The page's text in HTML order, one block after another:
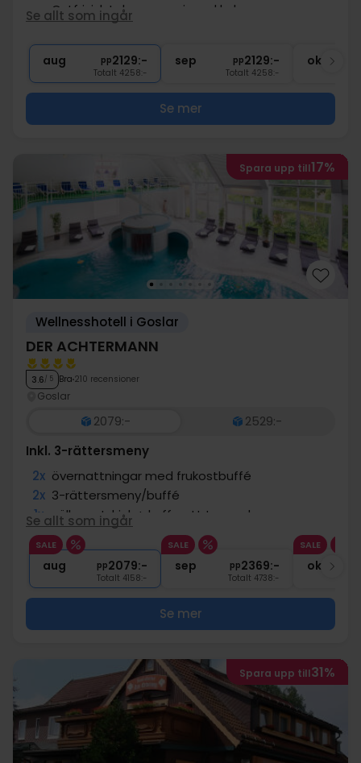
∞
Ostfrisisk tekceremoni med kaka
1 välkomstdrink
∞ Gratis parkering vid hotellet
Se allt som ingår
aug pp2129:-
Totalt 4258:-
sep pp2129:-
Totalt 4258:-
okt
Se mer
Spara upp till17%
Wellnesshotell i Goslar
DER ACHTERMANN
3.6/ 5 Bra 210 recensioner
Goslar
2079:-
2529:-
Inkl. 3-rättersmeny
2x övernattningar med frukostbuffé
2x 3-rättersmeny/buffé
1x välkomstdrink + kaffe att ta med
∞ Badrock och tofflor
∞ Gratis entré till wellnessavdelning
Se allt som ingår
SALE
aug pp2079:-
Totalt 4158:-
SALE
sep pp2369:-
Totalt 4738:-
SALE
okt
Se mer
Spara upp till31%